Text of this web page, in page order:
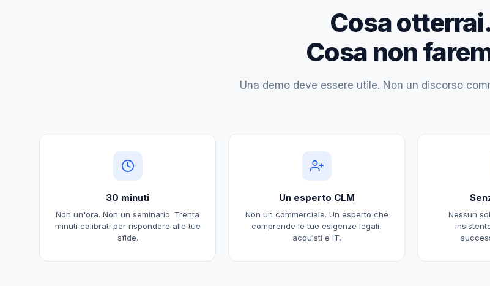
Cosa
Cosa non
Una demo deve essere utile. Non un discorso
30 minuti
Non un'ora. Non un seminario. Trenta
minuti calibrati per rispondere alle tue
sfide.
Un esperto CLM
Non un commerciale. Un esperto che
comprende le tue esigenze legali,
acquisti e IT.
Nessun